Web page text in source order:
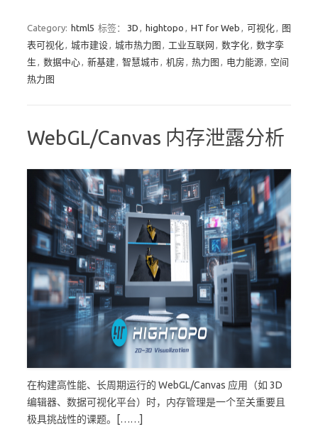
Category: html5 标签： 3D , hightopo , HT for Web , 可视化, 图
表可视化, 城市建设, 城市热力图 , 工业互联网 , 数字化, 数字孪
生 , 数据中心, 新基建, 智慧城市, 机房 , 热力图 , 电力能源, 空间
热力图
WebGL/Canvas 内存泄露分析
在构建高性能、长周期运行的 WebGL/Canvas 应用（如 3D
编辑器、数据可视化平台）时，内存管理是一个至关重要且
极具挑战性的课题。[……]